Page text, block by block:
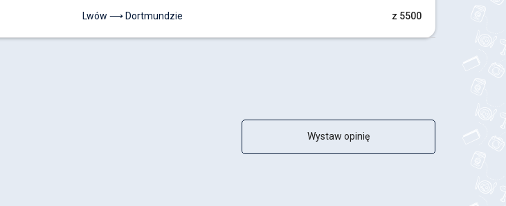
Lwów ⟶ Dortmundzie z 5500
Wystaw opinię